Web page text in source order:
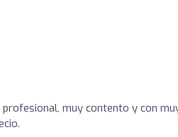
muy contento y con